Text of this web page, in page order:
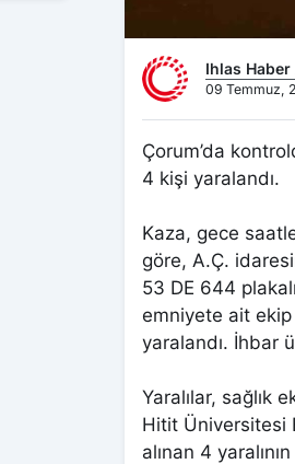
Ihlas Haber
09 Temmuz,
Çorum’da
4 kişi yaralandı.
Kaza, gece
göre, A.Ç.
53 DE 644
emniyete ait ekip
yaralandı. İhbar
Yaralılar, sağlık
Hitit Üniversitesi
alınan 4